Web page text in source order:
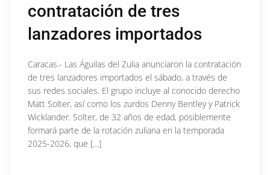
contratación de tres
lanzadores importados
Caracas.- Las Águilas del Zulia anunciaron la contratación
de tres lanzadores importados el sábado, a través de
sus redes sociales. El grupo incluye al conocido derecho
Matt Solter, así como los zurdos Denny Bentley y Patrick
Wicklander. Solter, de 32 años de edad, posiblemente
formará parte de la rotación zuliana en la temporada
2025-2026, que […]